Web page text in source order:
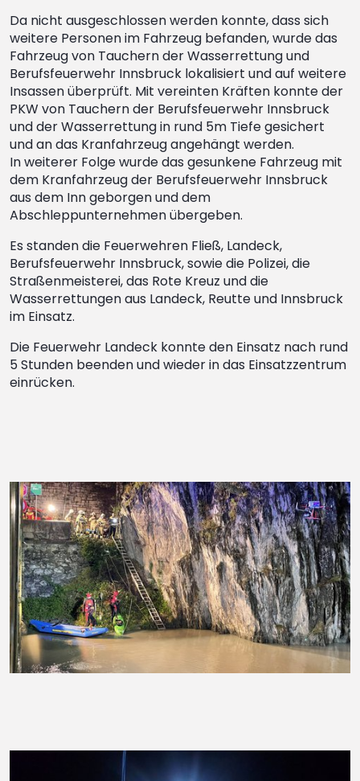
Da nicht ausgeschlossen werden konnte, dass sich
weitere Personen im Fahrzeug befanden, wurde das
Fahrzeug von Tauchern der Wasserrettung und
Berufsfeuerwehr Innsbruck lokalisiert und auf weitere
Insassen überprüft. Mit vereinten Kräften konnte der
PKW von Tauchern der Berufsfeuerwehr Innsbruck
und der Wasserrettung in rund 5m Tiefe gesichert
und an das Kranfahrzeug angehängt werden.
In weiterer Folge wurde das gesunkene Fahrzeug mit
dem Kranfahrzeug der Berufsfeuerwehr Innsbruck
aus dem Inn geborgen und dem
Abschleppunternehmen übergeben.
Es standen die Feuerwehren Fließ, Landeck,
Berufsfeuerwehr Innsbruck, sowie die Polizei, die
Straßenmeisterei, das Rote Kreuz und die
Wasserrettungen aus Landeck, Reutte und Innsbruck
im Einsatz.
Die Feuerwehr Landeck konnte den Einsatz nach rund
5 Stunden beenden und wieder in das Einsatzzentrum
einrücken.